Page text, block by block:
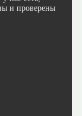
и проверены